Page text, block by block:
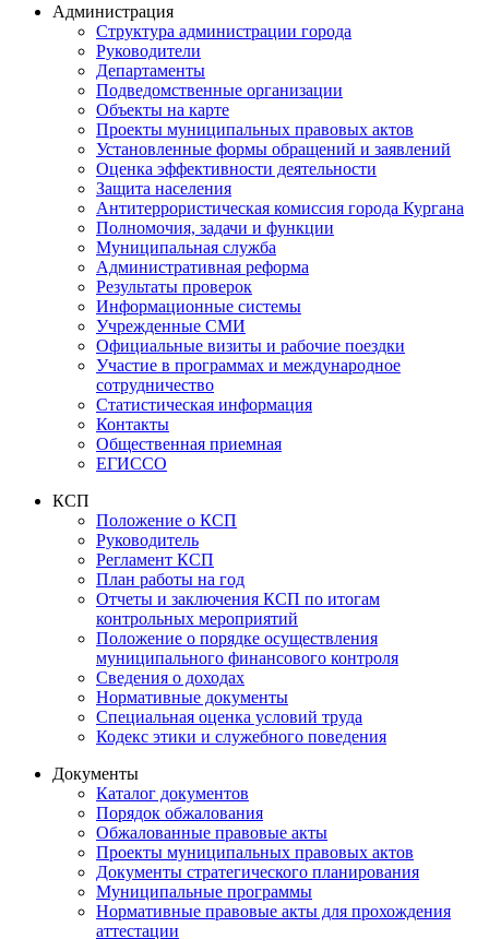
Администрация
Структура администрации города
Руководители
Департаменты
Подведомственные организации
Объекты на карте
Проекты муниципальных правовых актов
Установленные формы обращений и заявлений
Оценка эффективности деятельности
Защита населения
Антитеррористическая комиссия города Кургана
Полномочия, задачи и функции
Муниципальная служба
Административная реформа
Результаты проверок
Информационные системы
Учрежденные СМИ
Официальные визиты и рабочие поездки
Участие в программах и международное
сотрудничество
Статистическая информация
Контакты
Общественная приемная
ЕГИССО
КСП
Положение о КСП
Руководитель
Регламент КСП
План работы на год
Отчеты и заключения КСП по итогам
контрольных мероприятий
Положение о порядке осуществления
муниципального финансового контроля
Сведения о доходах
Нормативные документы
Специальная оценка условий труда
Кодекс этики и служебного поведения
Документы
Каталог документов
Порядок обжалования
Обжалованные правовые акты
Проекты муниципальных правовых актов
Документы стратегического планирования
Муниципальные программы
Нормативные правовые акты для прохождения
аттестации